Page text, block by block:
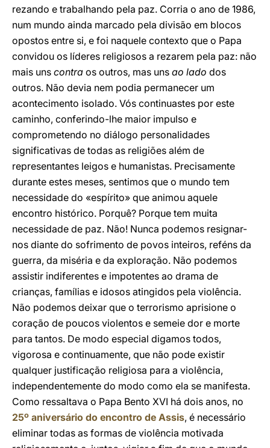
rezando e trabalhando pela paz. Corria o ano de 1986,
num mundo ainda marcado pela divisão em blocos
opostos entre si, e foi naquele contexto que o Papa
convidou os líderes religiosos a rezarem pela paz: não
mais uns contra os outros, mas uns ao lado dos
outros. Não devia nem podia permanecer um
acontecimento isolado. Vós continuastes por este
caminho, conferindo-lhe maior impulso e
comprometendo no diálogo personalidades
significativas de todas as religiões além de
representantes leigos e humanistas. Precisamente
durante estes meses, sentimos que o mundo tem
necessidade do «espírito» que animou aquele
encontro histórico. Porquê? Porque tem muita
necessidade de paz. Não! Nunca podemos resignar-
nos diante do sofrimento de povos inteiros, reféns da
guerra, da miséria e da exploração. Não podemos
assistir indiferentes e impotentes ao drama de
crianças, famílias e idosos atingidos pela violência.
Não podemos deixar que o terrorismo aprisione o
coração de poucos violentos e semeie dor e morte
para tantos. De modo especial digamos todos,
vigorosa e continuamente, que não pode existir
qualquer justificação religiosa para a violência,
independentemente do modo como ela se manifesta.
Como ressaltava o Papa Bento XVI há dois anos, no
25º aniversário do encontro de Assis, é necessário
eliminar todas as formas de violência motivada